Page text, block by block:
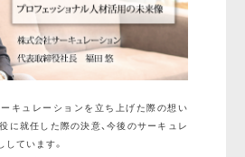
キュレーションを立ち上げた際の想い
に就任した際の決意、今後のサーキュレ
ています。